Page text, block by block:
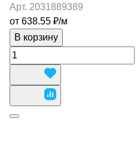
Арт. 2031889389
от 638.55 ₽/м
В корзину